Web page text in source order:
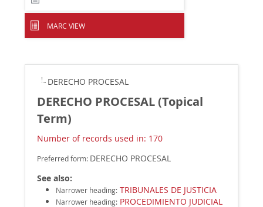
MARC VIEW
DERECHO PROCESAL
DERECHO PROCESAL (Topical
Term)
Number of records used in: 170
Preferred form: DERECHO PROCESAL
See also:
Narrower heading: TRIBUNALES DE JUSTICIA
Narrower heading: PROCEDIMIENTO JUDICIAL